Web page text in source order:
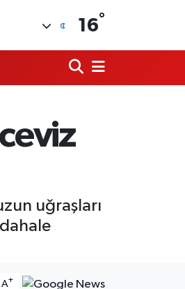
16°
uğraşları
A+